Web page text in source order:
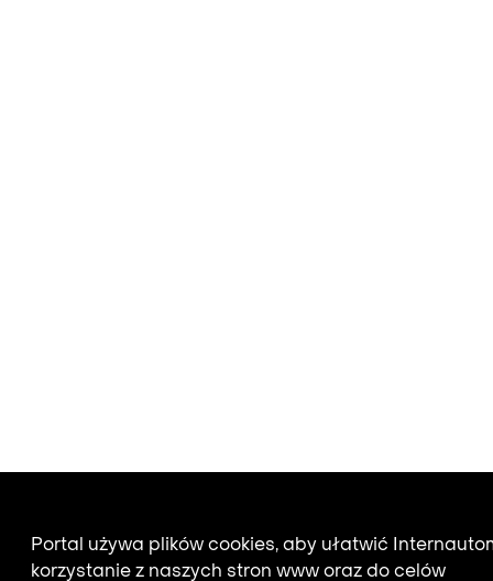
Portal używa plików cookies, aby ułatwić
korzystanie z naszych stron www oraz do celów